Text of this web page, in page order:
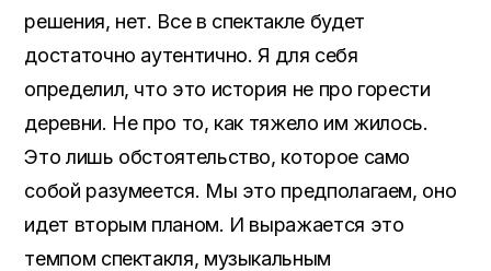
решения, нет. Все в спектакле будет
достаточно аутентично. Я для себя
определил, что это история не про горести
деревни. Не про то, как тяжело им жилось.
Это лишь обстоятельство, которое само
собой разумеется. Мы это предполагаем, оно
идет вторым планом. И выражается это
темпом спектакля, музыкальным